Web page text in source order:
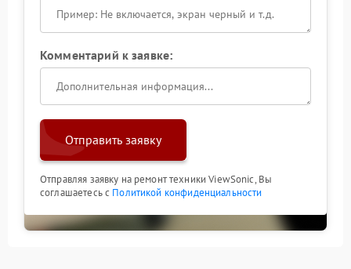
Комментарий к заявке:
Отправить заявку
Отправляя заявку на ремонт техники ViewSonic, Вы
соглашаетесь с Политикой конфиденциальности